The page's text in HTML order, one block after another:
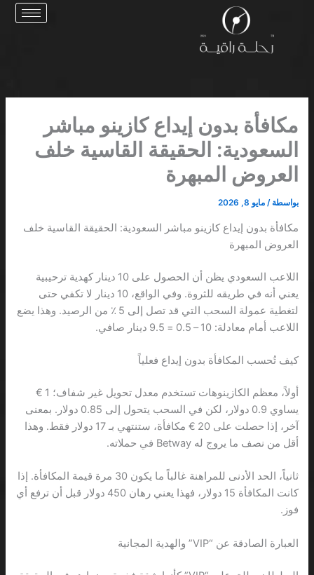
مكافأة بدون إيداع كازينو مباشر
السعودية: الحقيقة القاسية خلف
العروض المبهرة
بواسطة /مايو 8, 2026
مكافأة بدون إيداع كازينو مباشر السعودية: الحقيقة القاسية خلف
العروض المبهرة
اللاعب السعودي يظن أن الحصول على 10 دينار كهدية ترحيبية
يعني أنه في طريقه للثروة. وفي الواقع، 10 دينار لا تكفي حتى
لتغطية عمولة السحب التي قد تصل إلى 5 ٪ من الرصيد. وهذا يضع
اللاعب أمام معادلة: 10 – 0.5 = 9.5 دينار صافي.
كيف تُحسب المكافأة بدون إيداع فعلياً
أولاً، معظم الكازينوهات تستخدم معدل تحويل غير شفاف؛ 1 €
يساوي 0.9 دولار، لكن في السحب يتحول إلى 0.85 دولار. بمعنى
آخر، إذا حصلت على 20 € مكافأة، ستنتهي بـ 17 دولار فقط. وهذا
أقل من نصف ما يروج له Betway في حملاته.
ثانياً، الحد الأدنى للمراهنة غالباً ما يكون 30 مرة قيمة المكافأة. إذا
كانت المكافأة 15 دولار، فهذا يعني رهان 450 دولار قبل أن ترفع أي
فوز.
العبارة الصادقة عن “VIP” والهدية المجانية